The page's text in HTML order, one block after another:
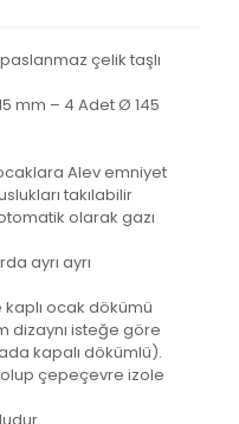
çelik taşlı
mm – 4 Adet Ø 145
Alev emniyet
takılabilir
olarak gazı
ayrı ayrı
ocak dökümü
dizaynı isteğe göre
kapalı dökümlü).
olup çepeçevre izole